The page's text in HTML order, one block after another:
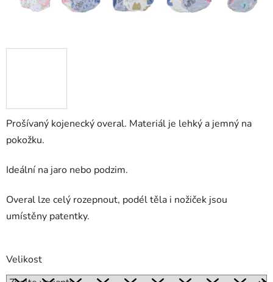
Prošívaný kojenecký overal. Materiál je lehký a jemný na
pokožku.
Ideální na jaro nebo podzim.
Overal lze celý rozepnout, podél těla i nožiček jsou
umístěny patentky.
Velikost